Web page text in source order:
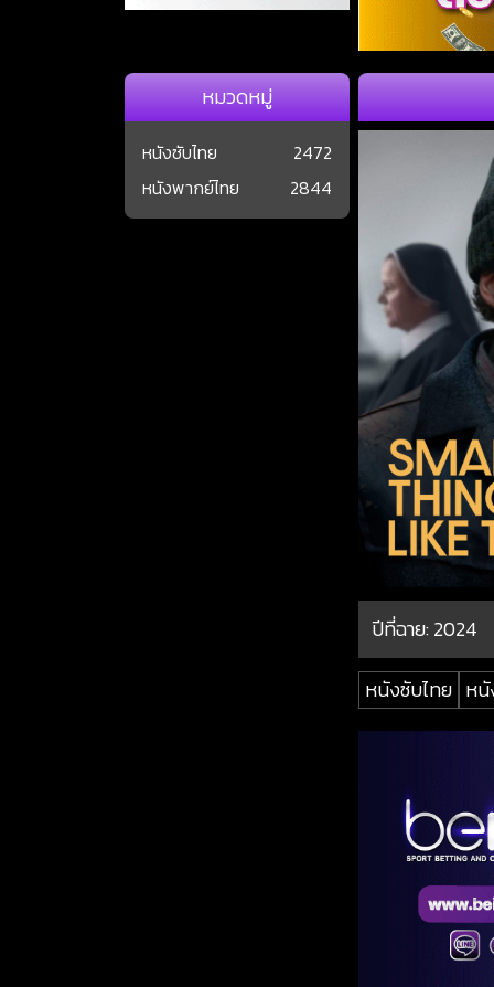
ปีที่ฉาย:2024
หนังซับไทย หนั
หมวดหมู่
หนังซับไทย
2472
หนังพากย์ไทย
2844